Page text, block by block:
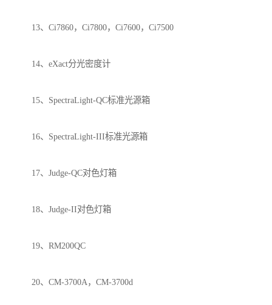
13、Ci7860，Ci7800，Ci7600，Ci7500
14、eXact分光密度计
15、SpectraLight-QC标准光源箱
16、SpectraLight-III标准光源箱
17、Judge-QC对色灯箱
18、Judge-II对色灯箱
19、RM200QC
20、CM-3700A，CM-3700d